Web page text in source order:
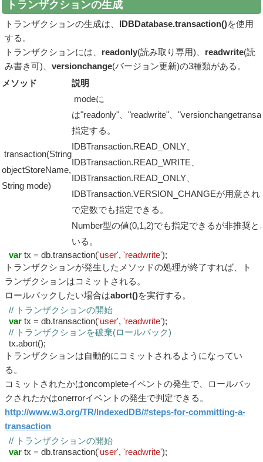
トランザクションの生成
トランザクションの生成は、 IDBDatabase.transaction()を使用
する。
トランザクションには、 readonly(読み取り専用)、 readwrite(読
み書き可)、 versionchange(バージョン更新)の3種類がある。
メソッド
説明
transaction(String
objectStoreName,
String mode)
modeに
は"readonly"、"readwrite"、
指定する。
IDBTransaction.READ_ONLY、
IDBTransaction.READ_WRITE、
IDBTransaction.READ_ONLY、
IDBTransaction.VERSION_CHANGEが用意され
で定数でも指定できる。
Number型の値(0,1,2)でも指定できるが非推奨と
いる。
var tx = db.transaction('user', 'readwrite');
トランザクションが発生したメソッドの処理が終了すれば、ト
ランザクションはコミットされる。
ロールバックしたい場合はabort()を実行する。
// トランザクションの開始
var tx = db.transaction('user', 'readwrite');
// トランザクションを破棄(ロールバック)
tx.abort();
トランザクションは自動的にコミットされるようになってい
る。
コミットされたかはoncompleteイベントの発生で、ロールバッ
クされたかはonerrorイベントの発生で判定できる。
http://www.w3.org/TR/IndexedDB/#steps-for-committing-a-
transaction
// トランザクションの開始
var tx = db.transaction('user', 'readwrite');